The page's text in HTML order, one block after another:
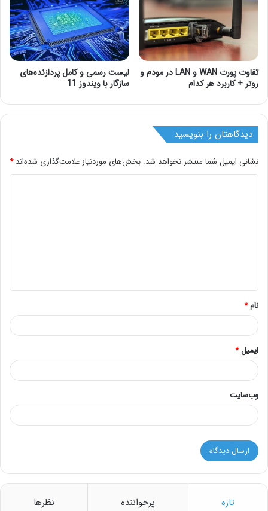
تفاوت پورت WAN و LAN در مودم و
روتر + کاربرد هر کدام
لیست رسمی و کامل پردازنده‌های
سازگار با ویندوز 11
دیدگاهتان را بنویسید
نشانی ایمیل شما منتشر نخواهد شد. بخش‌های موردنیاز علامت‌گذاری شده‌اند*
*
نام*
ایمیل*
وب‌سایت
تازه پرخواننده نظرها